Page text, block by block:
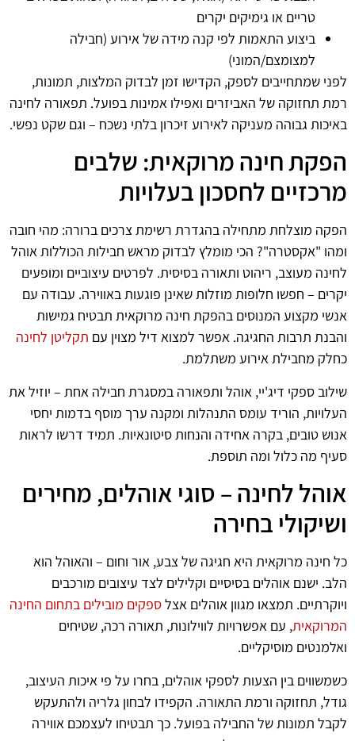
טריים או גימיקים יקרים
ביצוע התאמות לפי קנה מידה של אירוע (חבילה
למצומצם/המוני)
לפני שמתחייבים לספק, הקדישו זמן לבדוק המלצות, תמונות,
רמת תחזוקה של האביזרים ואפילו אמינות בפועל. תפאורה לחינה
באיכות גבוהה מעניקה לאירוע זיכרון בלתי נשכח – וגם שקט נפשי.
הפקת חינה מרוקאית: שלבים
מרכזיים לחסכון בעלויות
הפקה מוצלחת מתחילה בהגדרת רשימת צרכים ברורה: מהי חובה
ומהו "אקסטרה"? הכי מומלץ לבדוק מראש חבילות הכוללות אוהל
לחינה מעוצב, ריהוט ותאורה בסיסית. לפרטים עיצוביים ומופעים
יקרים – חפשו חלופות מוזלות שאינן פוגעות באווירה. עבודה עם
אנשי מקצוע המנוסים בהפקת חינה מרוקאית תבטיח גמישות
והבנת תרבות החגיגה. אפשר למצוא דיל מצוין עם תקליטן לחינה
כחלק מחבילת אירוע משתלמת.
שילוב ספקי דיג'יי, אוהל ותפאורה במסגרת חבילה אחת – יוזיל את
העלויות, הוריד עומס התנהלות ומקנה ערך מוסף בדמות יחסי
אנוש טובים, בקרה אחידה והנחות סיטונאיות. תמיד דרשו לראות
סעיף מה כלול ומה תוספת.
אוהל לחינה – סוגי אוהלים, מחירים
ושיקולי בחירה
כל חינה מרוקאית היא חגיגה של צבע, אור וחום – והאוהל הוא
הלב. ישנם אוהלים בסיסיים וקלילים לצד עיצובים מורכבים
ויוקרתיים. תמצאו מגוון אוהלים אצלספקים מובילים בתחום החינה
המרוקאית, עם אפשרויות לווילונות, תאורה רכה, שטיחים
ואלמנטים מוסיקליים.
כשמשווים בין הצעות לספקי אוהלים, בחרו על פי איכות העיצוב,
גודל, תחזוקה ורמת התאורה. הקפידו לבחון גלריה ולהתעקש
לקבל תמונות של החבילה בפועל. כך תבטיחו לעצמכם אווירה